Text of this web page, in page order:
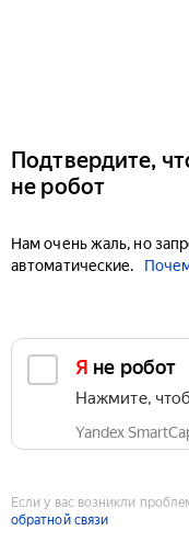
Подтвердите,
не робот
Нам очень жаль, но
автоматические.
Я не робот
Нажмите,
Yandex
Если у вас возникли
обратной связи